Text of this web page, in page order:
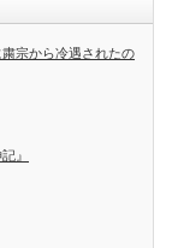
宗から冷遇されたの
』